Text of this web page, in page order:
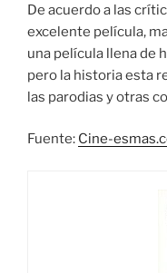
De acuerdo a las
excelente película,
una película llena de
pero la historia esta
las parodias y otras
Fuente: Cine-